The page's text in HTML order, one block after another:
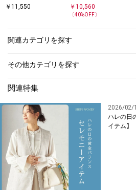
デニム ポケット テー
￥ 11,550
麻混 オックス 2タッ
ク ストレート パンツ
￥10,560
〔40%OFF〕
関連カテゴリを探す
その他カテゴリを探す
関連特集
2026/02/
ハレの日
イテム】